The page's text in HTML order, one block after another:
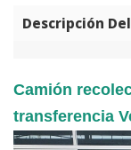
Descripción
Camión
transferencia